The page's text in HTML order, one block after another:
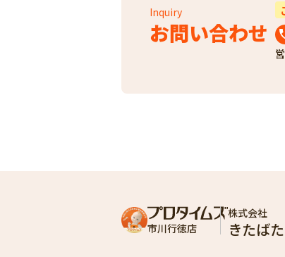
お問い合わせ
Inquiry
市川行徳店
株式会社
きたば